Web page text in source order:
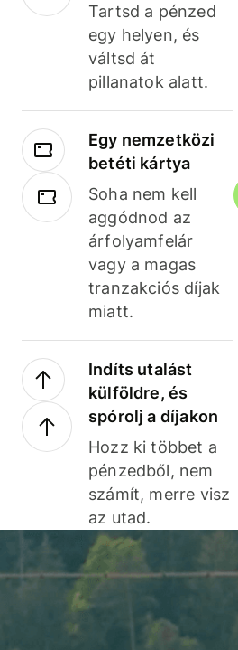
Tartsd a pénzed
egy helyen, és
váltsd át
pillanatok alatt.
Egy nemzetközi
betéti kártya
Soha nem kell
aggódnod az
árfolyamfelár
vagy a magas
tranzakciós díjak
miatt.
Indíts utalást
külföldre, és
spórolj a díjakon
Hozz ki többet a
pénzedből, nem
számít, merre visz
az utad.